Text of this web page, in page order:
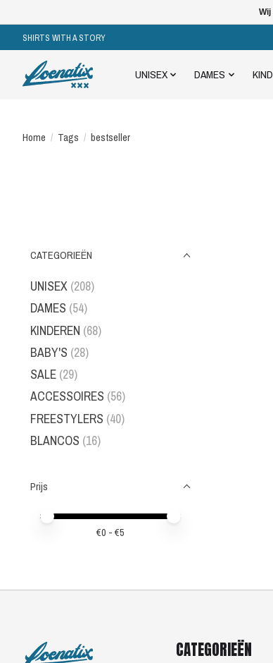
SHIRTS WITH A STORY
UNISEX DAMES
Home / Tags / bestseller
CATEGORIEËN
UNISEX (208)
DAMES (54)
KINDEREN (68)
BABY'S (28)
SALE (29)
ACCESSOIRES (56)
FREESTYLERS (40)
BLANCOS (16)
Prijs
Minimale prijswaarde
Price maximum value
€0 - €5
CATEGORIEËN
Wij